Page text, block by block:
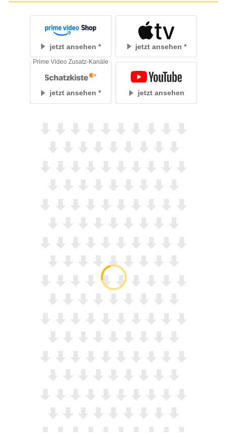
jetzt ansehen jetzt ansehen
jetzt ansehen
Prime Video Zusatz-Kanäle
jetzt ansehen